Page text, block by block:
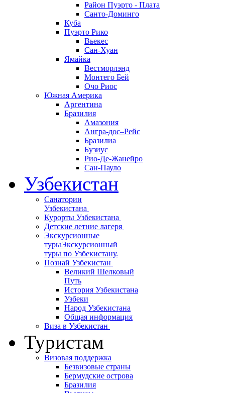
Район Пуэрто - Плата
Санто-Доминго
Куба
Пуэрто Рико
Вьекес
Сан-Хуан
Ямайка
Вестморлэнд
Монтего Бей
Очо Риос
Южная Америка
Аргентина
Бразилия
Амазония
Ангра-дос–Рейс
Бразилиа
Бузиус
Рио-Де-Жанейро
Сан-Пауло
Узбекистан
Санатории
Узбекистана
Курорты Узбекистана
Детские летние лагеря
Экскурсионные
турыЭкскурсионный
туры по Узбекистану.
Познай Узбекистан
Великий Шелковый
Путь
История Узбекистана
Узбеки
Народ Узбекистана
Общая информация
Виза в Узбекистан
Туристам
Визовая поддержка
Безвизовые страны
Бермудские острова
Бразилия